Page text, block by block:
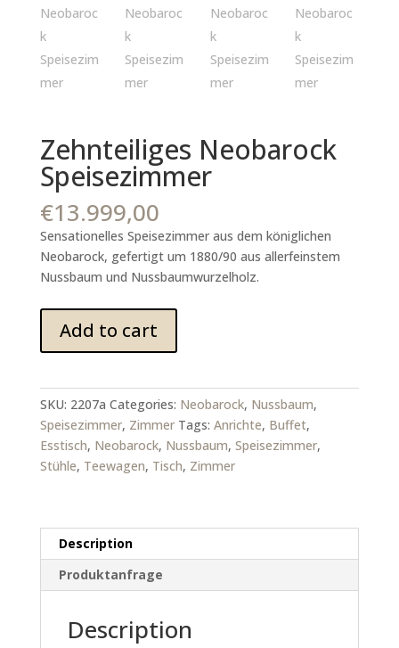
Zehnteiliges Neobarock
Speisezimmer
€13.999,00
Sensationelles Speisezimmer aus dem königlichen
Neobarock, gefertigt um 1880/90 aus allerfeinstem
Nussbaum und Nussbaumwurzelholz.
Neobarock
Add to cart
SKU: 2207a Categories: Neobarock, Nussbaum,
Speisezimmer, Zimmer Tags: Anrichte, Buffet,
Esstisch, Neobarock, Nussbaum, Speisezimmer,
Stühle, Teewagen, Tisch, Zimmer
Description
Produktanfrage
Description